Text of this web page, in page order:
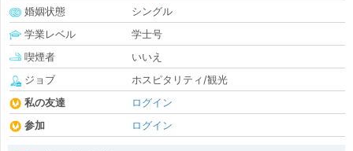
婚姻状態
シングル
学業レベル
学士号
喫煙者
いいえ
ジョブ
ホスピタリティ/観光
私の友達
ログイン
参加
ログイン